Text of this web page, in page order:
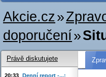
Akcie.cz»
doporučení»
Právě diskutujete
20:33 Denní report -...: